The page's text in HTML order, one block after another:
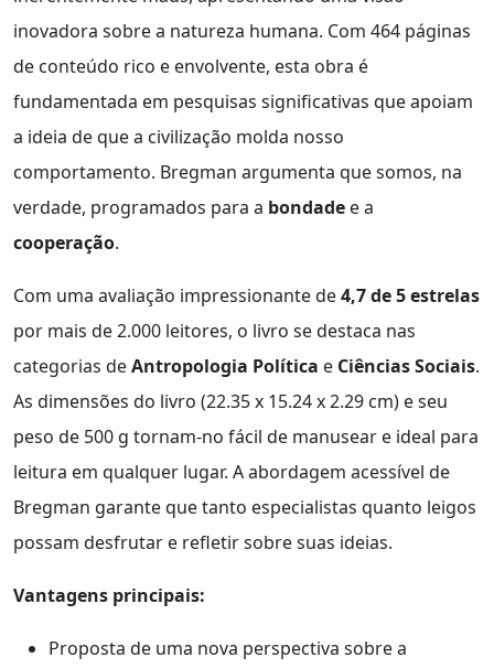
inovadora sobre a natureza humana. Com 464 páginas
de conteúdo rico e envolvente, esta obra é
fundamentada em pesquisas significativas que apoiam
a ideia de que a civilização molda nosso
comportamento. Bregman argumenta que somos, na
verdade, programados para a bondade e a
cooperação.
Com uma avaliação impressionante de4,7 de 5 estrelas
por mais de 2.000 leitores, o livro se destaca nas
categorias deAntropologia Política e Ciências Sociais.
As dimensões do livro (22.35 x 15.24 x 2.29 cm) e seu
peso de 500 g tornam-no fácil de manusear e ideal para
leitura em qualquer lugar. A abordagem acessível de
Bregman garante que tanto especialistas quanto leigos
possam desfrutar e refletir sobre suas ideias.
Vantagens principais:
Proposta de uma nova perspectiva sobre a